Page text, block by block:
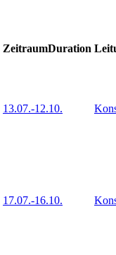
ZeitraumDuration
13.07.-12.10.
17.07.-16.10.